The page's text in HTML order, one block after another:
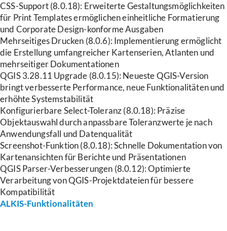
CSS-Support (8.0.18): Erweiterte Gestaltungsmöglichkeiten
für Print Templates ermöglichen einheitliche Formatierung
und Corporate Design-konforme Ausgaben
Mehrseitiges Drucken (8.0.6): Implementierung ermöglicht
die Erstellung umfangreicher Kartenserien, Atlanten und
mehrseitiger Dokumentationen
QGIS 3.28.11 Upgrade (8.0.15): Neueste QGIS-Version
bringt verbesserte Performance, neue Funktionalitäten und
erhöhte Systemstabilität
Konfigurierbare Select-Toleranz (8.0.18): Präzise
Objektauswahl durch anpassbare Toleranzwerte je nach
Anwendungsfall und Datenqualität
Screenshot-Funktion (8.0.18): Schnelle Dokumentation von
Kartenansichten für Berichte und Präsentationen
QGIS Parser-Verbesserungen (8.0.12): Optimierte
Verarbeitung von QGIS-Projektdateien für bessere
Kompatibilität
ALKIS-Funktionalitäten